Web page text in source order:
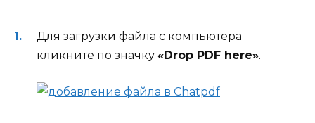
Для загрузки файла с компьютера
кликните по значку «Drop PDF here».